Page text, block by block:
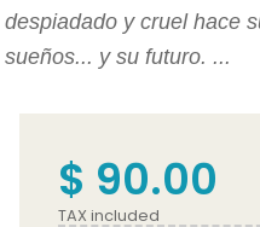
despiadado y cruel hace
sueños... y su futuro. ...
$ 90.00
TAX included